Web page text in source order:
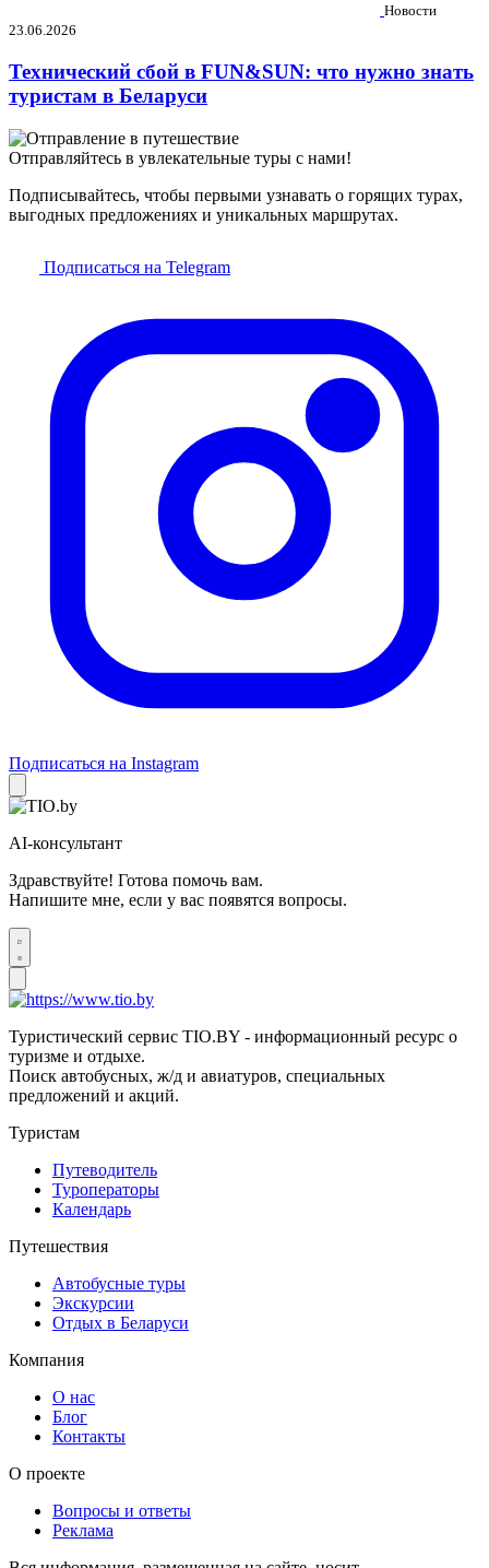
Новости
23.06.2026
Технический сбой в FUN&SUN: что нужно знать
туристам в Беларуси
Отправляйтесь в увлекательные туры с нами!
Подписывайтесь, чтобы первыми узнавать о горящих турах,
выгодных предложениях и уникальных маршрутах.
Подписаться на Telegram
Подписаться на Instagram
AI-консультант
Здравствуйте! Готова помочь вам.
Напишите мне, если у вас появятся вопросы.
Туристический сервис TIO.BY - информационный ресурс о
туризме и отдыхе.
Поиск автобусных, ж/д и авиатуров, специальных
предложений и акций.
Туристам
Путеводитель
Туроператоры
Календарь
Путешествия
Автобусные туры
Экскурсии
Отдых в Беларуси
Компания
О нас
Блог
Контакты
О проекте
Вопросы и ответы
Реклама